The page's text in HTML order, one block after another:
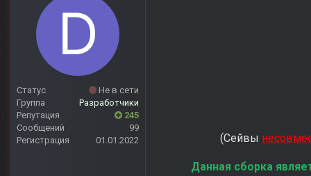
Статус
Не в сети
Группа
Разработчики
Репутация
245
Сообщений
99
Регистрация
01.01.2022 (Сейвы
Данная сборка